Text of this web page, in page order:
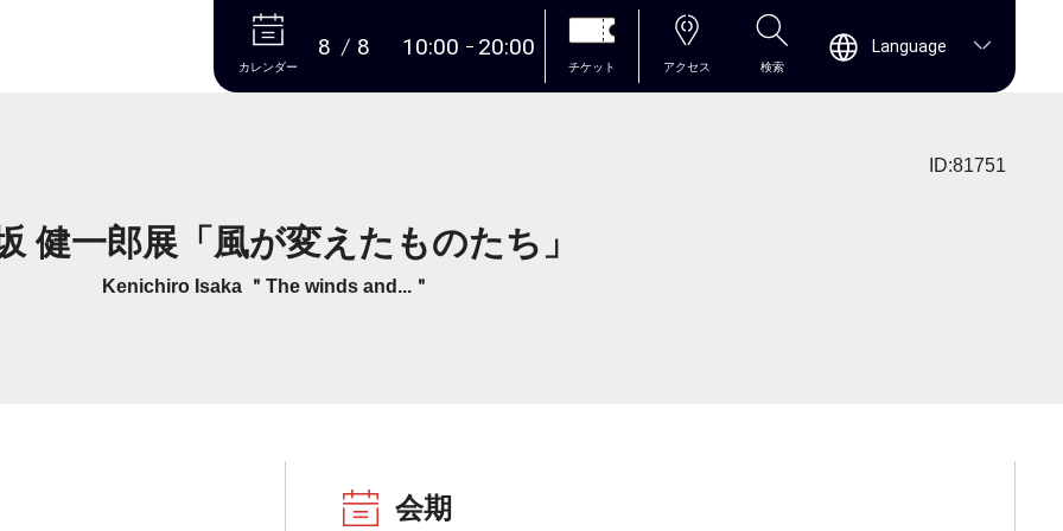
本文へ
カレンダー
8 8 10:00 20:00
チケット アクセス 検索
Language
ID:81751
健一郎展「風が変えたものたち」
Kenichiro Isaka ＂The winds and...＂
会期